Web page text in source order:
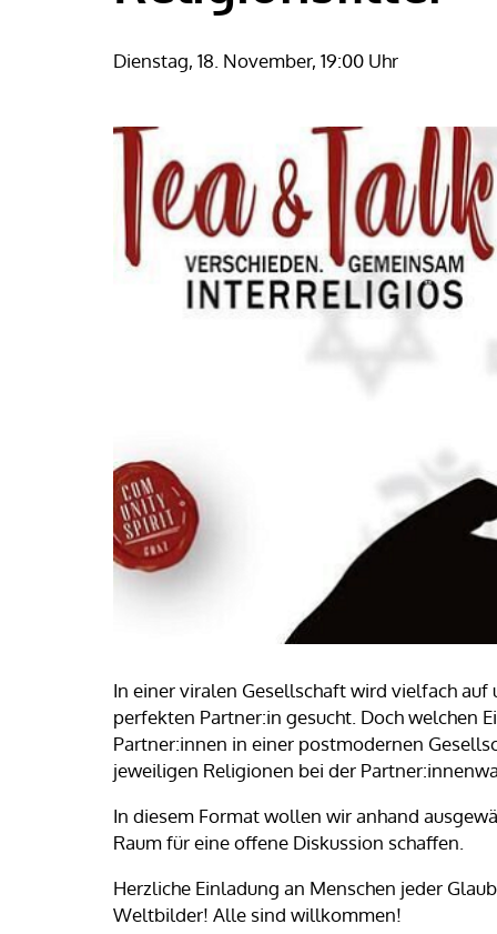
Dienstag, 18. November, 19:00 Uhr
In einer viralen Gesellschaft wird vielfach
perfekten Partner:in gesucht. Doch welchen
Partner:innen in einer postmodernen
jeweiligen Religionen bei der
In diesem Format wollen wir anhand
Raum für eine offene Diskussion schaffen.
Herzliche Einladung an Menschen jeder
Weltbilder! Alle sind willkommen!